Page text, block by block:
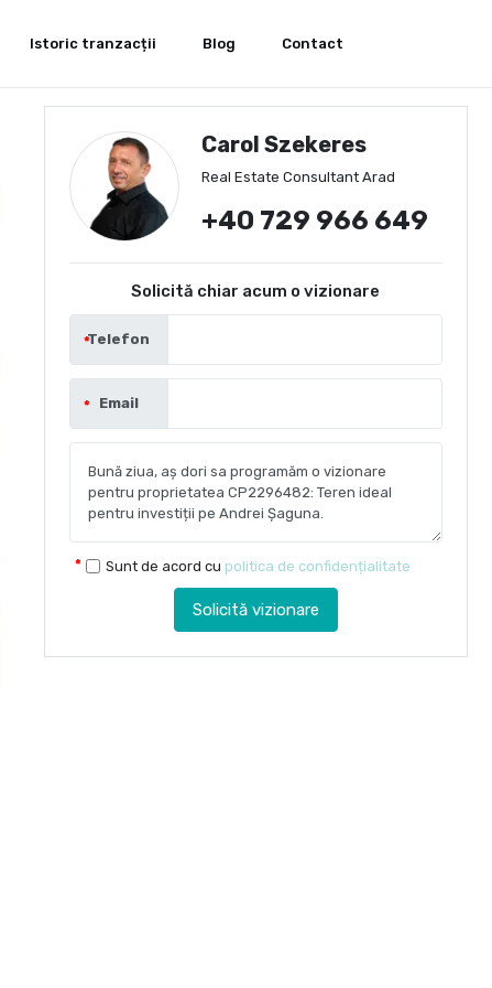
Istoric tranzacții Blog Contact
Carol Szekeres
Real Estate Consultant Arad
+40 729 966 649
Solicită chiar acum o vizionare
Telefon
Email
Sunt de acord cu politica de confidențialitate
Solicită vizionare